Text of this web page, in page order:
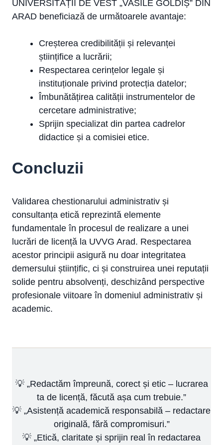
UNIVERSITĂȚII DE VEST „VASILE GOLDIȘ” DIN
ARAD beneficiază de următoarele avantaje:
Creșterea credibilității și relevanței
științifice a lucrării;
Respectarea cerințelor legale și
instituționale privind protecția datelor;
Îmbunătățirea calității instrumentelor de
cercetare administrative;
Sprijin specializat din partea cadrelor
didactice și a comisiei etice.
Concluzii
Validarea chestionarului administrativ și
consultanța etică reprezintă elemente
fundamentale în procesul de realizare a unei
lucrări de licență la UVVG Arad. Respectarea
acestor principii asigură nu doar integritatea
demersului științific, ci și construirea unei reputații
solide pentru absolvenți, deschizând perspective
profesionale viitoare în domeniul administrativ și
academic.
💡 „Redactăm împreună, corect și etic – lucrarea
ta de licență, făcută așa cum trebuie.”
💡 „Asistență academică responsabilă – redactare
originală, fără compromisuri.”
💡 „Etică, claritate și sprijin real în redactarea